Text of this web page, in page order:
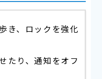
き、ロックを強化
たり、通知をオフ